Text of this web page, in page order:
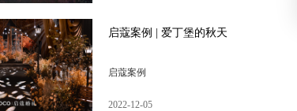
启蔻案例 | 爱丁堡的秋天
启蔻案例
2022-12-05